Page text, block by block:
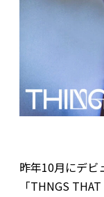
昨年10月にデビ
「THNGS